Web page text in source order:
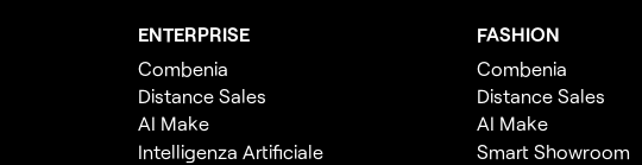
ENTERPRISE
Combenia
Distance Sales
AI Make
Intelligenza Artificiale
FASHION
Combenia
Distance Sales
AI Make
Smart Showroom